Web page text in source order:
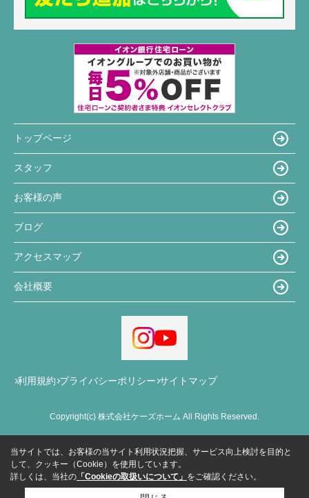
トップページ
スタッフ
お客様の声
ブログ
アクセスマップ
会社概要
利用規約 プライバシーポリシー サイトマップ
Copyright(c) 株式会社ケーズホーム All Rights Reserved.
当サイトでは、お客様の当サイト利用状況把握、サービス向上検討を目的と
して、クッキー（Cookie）を使用しています。
詳しくは、当社の 「Cookieの取扱いについて」 をご確認ください。